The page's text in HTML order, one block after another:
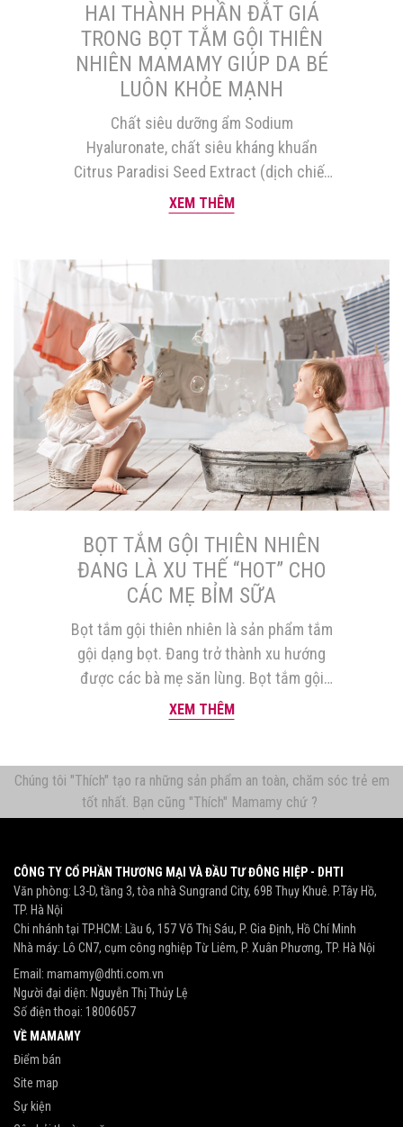
HAI THÀNH PHẦN ĐẮT GIÁ
TRONG BỌT TẮM GỘI THIÊN
NHIÊN MAMAMY GIÚP DA BÉ
LUÔN KHỎE MẠNH
Chất siêu dưỡng ẩm Sodium
Hyaluronate, chất siêu kháng khuẩn
Citrus Paradisi Seed Extract (dịch chiết
hạt bưởi chùm) kết hợp với công nghệ
tắm gội thông thường, dưỡng và bảo vệ
da trẻ tốt hơn. Bọt tắm […]
XEM THÊM
BỌT TẮM GỘI THIÊN NHIÊN
ĐANG LÀ XU THẾ “HOT” CHO
CÁC MẸ BỈM SỮA
Bọt tắm gội thiên nhiên là sản phẩm tắm
gội dạng bọt. Đang trở thành xu hướng
được các bà mẹ săn lùng. Bọt tắm gội
được sản xuất từ các thành phần tự
nhiên, dưới dạng dịch lỏng kết hợp với
tạo ra ngay […]
XEM THÊM
Chúng tôi "Thích" tạo ra những sản phẩm an toàn, chăm sóc trẻ em
tốt nhất. Bạn cũng "Thích" Mamamy chứ ?
CÔNG TY CỔ PHẦN THƯƠNG MẠI VÀ ĐẦU TƯ ĐÔNG HIỆP - DHTI
Văn phòng: L3-D, tầng 3, tòa nhà Sungrand City, 69B Thụy Khuê. P.Tây Hồ,
TP. Hà Nội
Chi nhánh tại TP.HCM: Lầu 6, 157 Võ Thị Sáu, P. Gia Định, Hồ Chí Minh
Nhà máy: Lô CN7, cụm công nghiệp Từ Liêm, P. Xuân Phương, TP. Hà Nội
Email: mamamy@dhti.com.vn
Người đại diện: Nguyễn Thị Thủy Lệ
Số điện thoại: 18006057
VỀ MAMAMY
Điểm bán
Site map
Sự kiện